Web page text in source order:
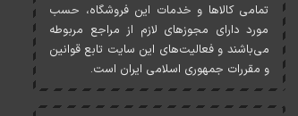
تمامی کالاها و خدمات اين فروشگاه، حسب
مورد دارای مجوزهای لازم از مراجع مربوطه
می‌باشند و فعاليت‌های اين سايت تابع قوانين
و مقررات جمهوری اسلامی ايران است.